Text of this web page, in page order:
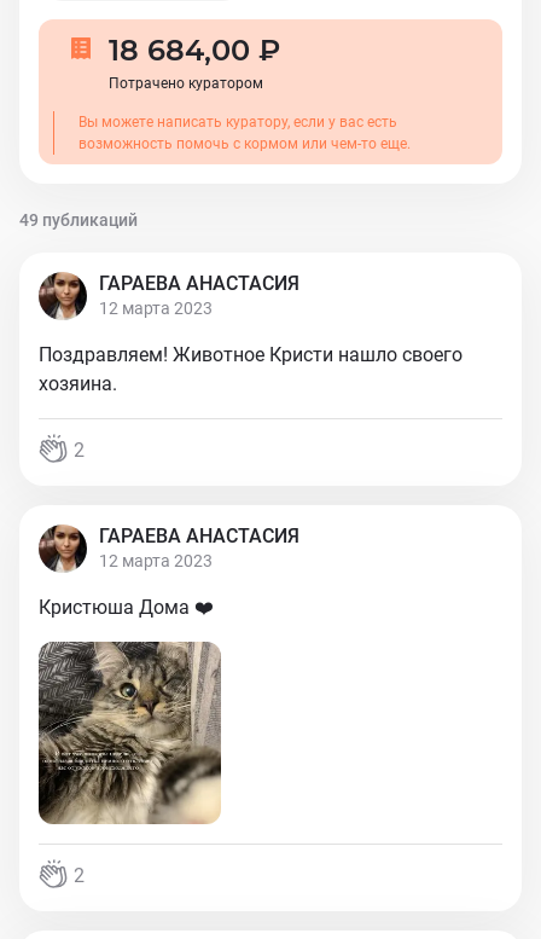
18 684,00 ₽
Потрачено куратором
Вы можете написать куратору, если у вас есть
возможность помочь с кормом или чем-то еще.
49 публикаций
ГАРАЕВА АНАСТАСИЯ
12 марта 2023
Поздравляем! Животное Кристи нашло своего
хозяина.
2
ГАРАЕВА АНАСТАСИЯ
12 марта 2023
Кристюша Дома ❤️
2